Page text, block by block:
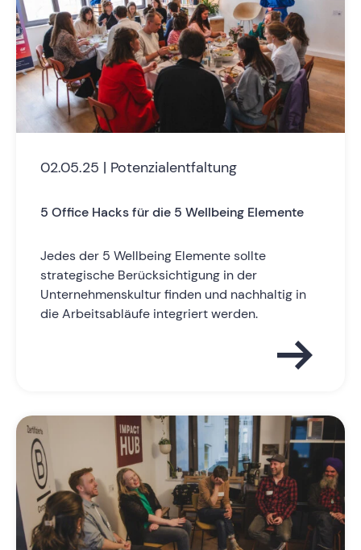
02.05.25 | Potenzialentfaltung
5 Office Hacks für die 5 Wellbeing Elemente
Jedes der 5 Wellbeing Elemente sollte
strategische Berücksichtigung in der
Unternehmenskultur finden und nachhaltig in
die Arbeitsabläufe integriert werden.